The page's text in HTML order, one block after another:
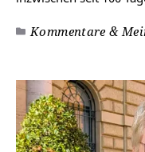
Kommentare &